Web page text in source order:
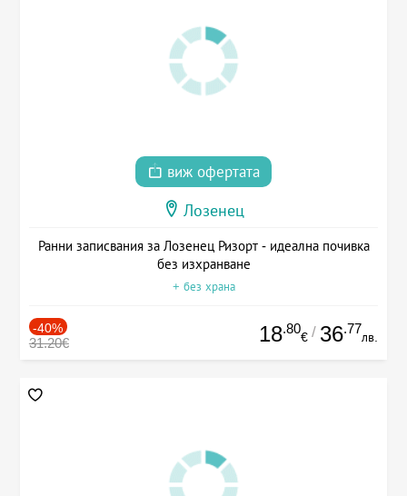
виж офертата
Лозенец
Ранни записвания за Лозенец Ризорт - идеална почивка
без изхранване
+ без храна
-40%
31.20€ 18.80
€ / 36.77
лв.